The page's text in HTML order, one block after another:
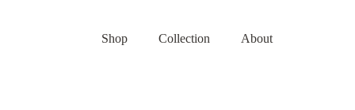
Shop Collection About